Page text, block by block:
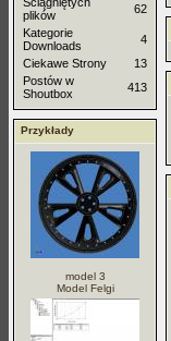
plików
62
Kategorie
Downloads
4
Ciekawe Strony
13
Postów w
Shoutbox
413
Przykłady
model 3
Model Felgi